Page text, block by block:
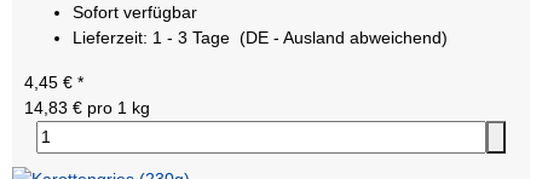
Sofort verfügbar
Lieferzeit: 1 - 3 Tage (DE - Ausland abweichend)
4,45 € *
14,83 € pro 1 kg